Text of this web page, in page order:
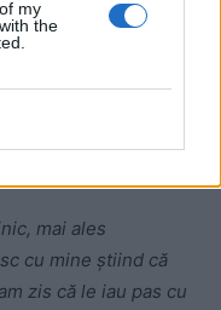
my
the
să mă întorc acasă
frică de a-mi atinge
a fost că mi-am
mai ales
cu mine ştiind că
zis că le iau pas cu